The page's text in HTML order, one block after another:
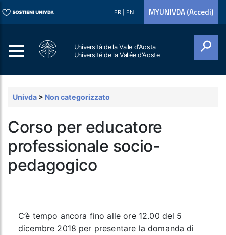
FR EN MYUNIVDA (Accedi)
Università della Valle d'Aosta
Université de la Vallée d'Aoste
Univda > Non categorizzato
Corso per educatore
professionale socio-
pedagogico
C’è tempo ancora fino alleore 12.00 del 5
dicembre 2018 per presentare la domanda di